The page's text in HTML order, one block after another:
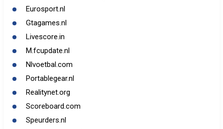
Eurosport.nl
Gtagames.nl
Livescore.in
M.fcupdate.nl
Nlvoetbal.com
Portablegear.nl
Realitynet.org
Scoreboard.com
Speurders.nl